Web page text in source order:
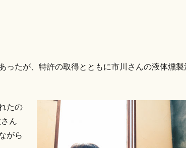
たが、特許の取得とともに市川さんの液体燻製
たの
ん
がら